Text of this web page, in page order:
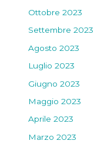
Ottobre 2023
Settembre 2023
Agosto 2023
Luglio 2023
Giugno 2023
Maggio 2023
Aprile 2023
Marzo 2023